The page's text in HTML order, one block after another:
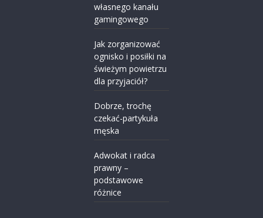
własnego kanału
gamingowego
Jak zorganizować
ognisko i posiłki na
świeżym powietrzu
dla przyjaciół?
Dobrze, trochę
czekać-partykuła
męska
Adwokat i radca
prawny –
podstawowe
różnice